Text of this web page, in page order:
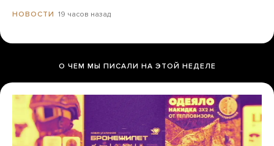
НОВОСТИ 19 часов назад
О ЧЕМ МЫ ПИСАЛИ НА ЭТОЙ НЕДЕЛЕ